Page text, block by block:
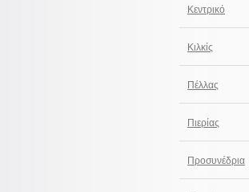
Κεντρικό
Κιλκίς
Πέλλας
Πιερίας
Προσυνέδρια